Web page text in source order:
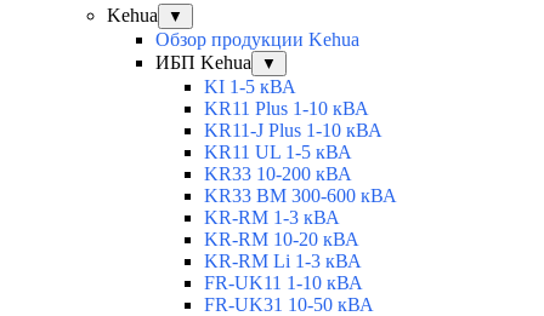
Kehua
▼
Обзор продукции Kehua
ИБП Kehua
▼
KI 1-5 кВА
KR11 Plus 1-10 кВА
KR11-J Plus 1-10 кВА
KR11 UL 1-5 кВА
KR33 10-200 кВА
KR33 BM 300-600 кВА
KR-RM 1-3 кВА
KR-RM 10-20 кВА
KR-RM Li 1-3 кВА
FR-UK11 1-10 кВА
FR-UK31 10-50 кВА